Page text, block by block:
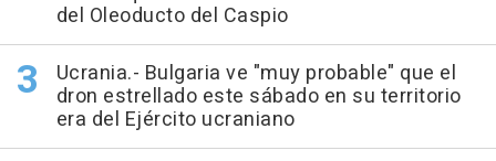
del Oleoducto del Caspio
Ucrania.- Bulgaria ve "muy probable" que el
dron estrellado este sábado en su territorio
era del Ejército ucraniano